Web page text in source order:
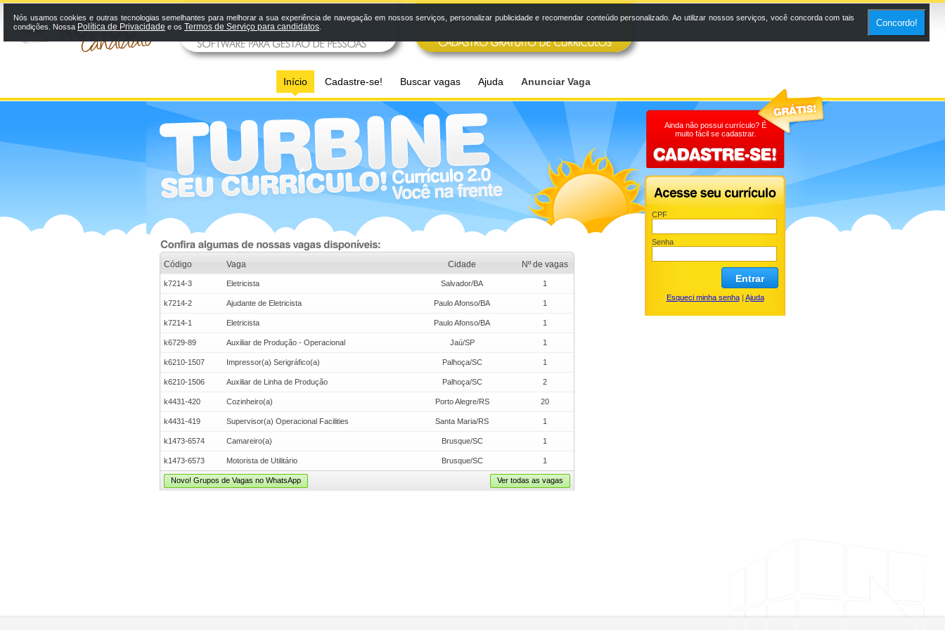
Início Cadastre-se! Buscar vagas Ajuda Anunciar Vaga
Ainda não possui currículo? É
muito fácil se cadastrar.
CPF
Senha
Entrar
Esqueci minha senha| Ajuda
Código Vaga Cidade Nº de vagas
k7214-3 Eletricista Salvador/BA 1
k7214-2 Ajudante de Eletricista Paulo Afonso/BA 1
k7214-1 Eletricista Paulo Afonso/BA 1
k6729-89 Auxiliar de Produção - Operacional Jaú/SP 1
k6210-1507 Impressor(a) Serigráfico(a) Palhoça/SC 1
k6210-1506 Auxiliar de Linha de Produção Palhoça/SC 2
k4431-420 Cozinheiro(a) Porto Alegre/RS 20
k4431-419 Supervisor(a) Operacional Facilities Santa Maria/RS 1
k1473-6574 Camareiro(a) Brusque/SC 1
k1473-6573 Motorista de Utilitário Brusque/SC 1
Novo! Grupos de Vagas no WhatsApp Ver todas as vagas
Nós usamos cookies e outras tecnologias semelhantes para melhorar a sua experiência de navegação em nossos serviços, personalizar publicidade e recomendar conteúdo personalizado. Ao utilizar nossos serviços, você concorda com tais
condições. Nossa Política de Privacidade e os Termos de Serviço para candidatos Concordo!